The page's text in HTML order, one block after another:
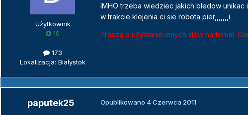
Użytkownik
10
173
Lokalizacja: Białystok
IMHO trzeba wiedziec jakich bledow
w trakcie klejenia ci sie robota pier,,,,,,,i
Proszę o używanie innych słów na forum.
paputek25 Opublikowano 4 Czerwca 2011